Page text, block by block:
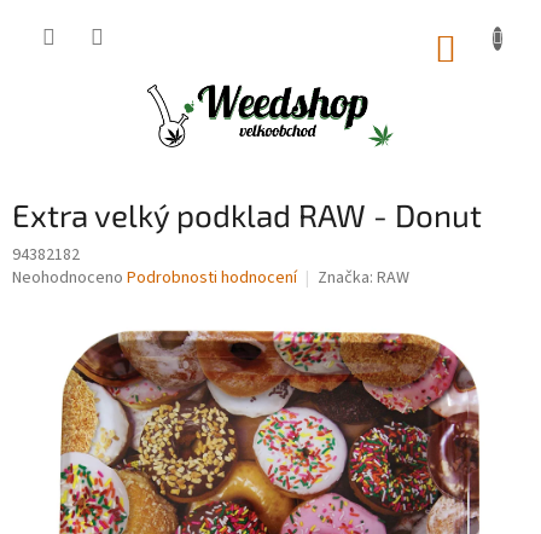
Extra velký podklad RAW - Donut
94382182
Průměrné
hvězdiček.
Neohodnoceno Podrobnosti hodnocení Značka: RAW